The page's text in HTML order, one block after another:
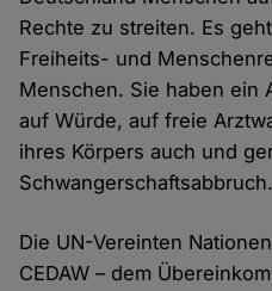
Rechte zu streiten. Es
Freiheits- und
Menschen. Sie haben ein
auf Würde, auf freie
ihres Körpers auch und
Schwangerschaftsabbruch.
Die UN-Vereinten
CEDAW – dem